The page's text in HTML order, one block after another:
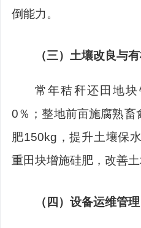
倒能力。
（三） 土壤改良与
常年秸秆还田地
0％；整地前亩施腐熟畜
肥150kg ，提升土壤保
重田块增施硅肥，改善土
（四） 设备运维管理